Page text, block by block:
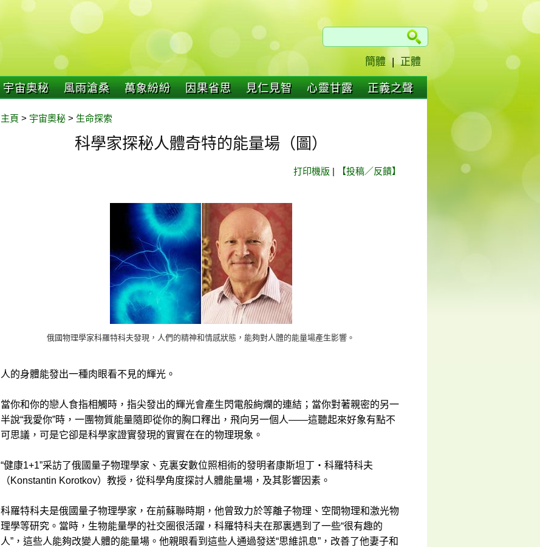
簡體 | 正體
宇宙奧秘 風雨滄桑 萬象紛紛 因果省思 見仁見智 心靈甘露 正義之聲
主頁 > 宇宙奧秘 > 生命探索
科學家探秘人體奇特的能量場（圖）
打印機版 | 【投稿／反饋】
俄國物理學家科羅特科夫發現，人們的精神和情感狀態，能夠對人體的能量場產生影響。
人的身體能發出一種肉眼看不見的輝光。
當你和你的戀人食指相觸時，指尖發出的輝光會產生閃電般絢爛的連結；當你對著親密的另一
半說“我愛你”時，一團物質能量隨即從你的胸口釋出，飛向另一個人——這聽起來好象有點不
可思議，可是它卻是科學家證實發現的實實在在的物理現象。
“健康1+1”采訪了俄國量子物理學家、克裏安數位照相術的發明者康斯坦丁‧科羅特科夫
（Konstantin Korotkov）教授，從科學角度探討人體能量場，及其影響因素。
科羅特科夫是俄國量子物理學家，在前蘇聯時期，他曾致力於等離子物理、空間物理和激光物
理學等研究。當時，生物能量學的社交圈很活躍，科羅特科夫在那裏遇到了一些“很有趣的
人”，這些人能夠改變人體的能量場。他親眼看到這些人通過發送“思維訊息”，改善了他妻子和